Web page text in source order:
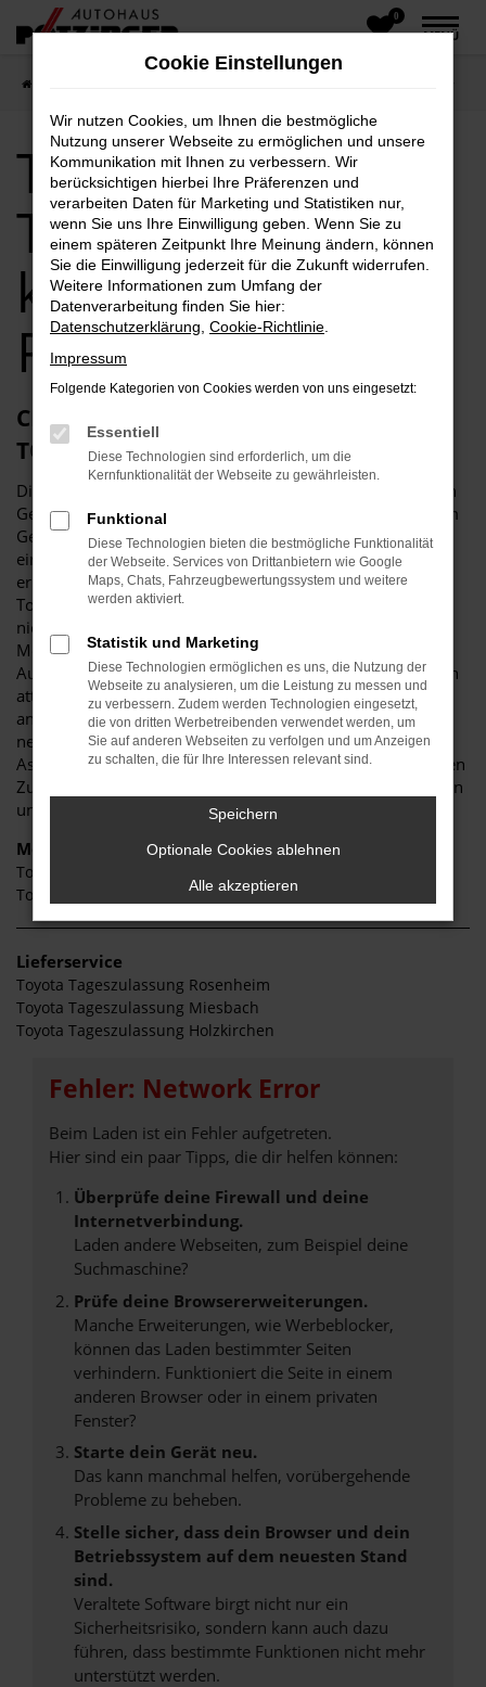
Zum
0
MENÜ
Toyota
Tageszulassung
kaufen Autohaus
Pötzinger
CLEVER BEIM AUTOKAUF MIT EINER
TOYOTA TAGESZULASSUNG
Die Möglichkeit einer Toyota Tageszulassung ist längst kein
Geheimnis mehr, wenngleich mancherorts noch von einem
Geheimtipp die Rede ist. Der Grund liegt darin, dass Sie
einen echten Neuwagen zu einem stark reduzierten Preis
erhalten. Entsprechend der Namensgebung wurde eine
Toyota Tageszulassung bereits für einen Tag zugelassen,
nicht aber gefahren. Hinter diesem Trick steht die
Möglichkeit, den rigiden Preisvorgaben seitens der
Automobilhersteller zu entkommen und als Autohaus noch
attraktivere Preise für die eigenen Kundinnen und Kunden
anzubieten. Wohlgemerkt: jede Toyota Tageszulassung ist
neu und meist mit allen nur erdenklichen Extras und
Assistenzsystemen versehen. Aufgrund der bereits erfolgten
Zulassung kaufen Sie jedoch formell einen Gebrauchtwagen
und genießen ein entsprechend niedrigeres Preisniveau.
Modelle
Toyota C-HR Tageszulassung
Toyota Corolla Tageszulassung
Lieferservice
Toyota Tageszulassung Rosenheim
Toyota Tageszulassung Miesbach
Toyota Tageszulassung Holzkirchen
Fehler: Network Error
Beim Laden ist ein Fehler aufgetreten.
Hier sind ein paar Tipps, die dir helfen können:
Überprüfe deine Firewall und deine
Internetverbindung.
Laden andere Webseiten, zum Beispiel deine
Suchmaschine?
Prüfe deine Browsererweiterungen.
Manche Erweiterungen, wie Werbeblocker,
können das Laden bestimmter Seiten
verhindern. Funktioniert die Seite in einem
anderen Browser oder in einem privaten
Fenster?
Starte dein Gerät neu.
Das kann manchmal helfen, vorübergehende
Probleme zu beheben.
Stelle sicher, dass dein Browser und dein
Betriebssystem auf dem neuesten Stand
sind.
Veraltete Software birgt nicht nur ein
Sicherheitsrisiko, sondern kann auch dazu
führen, dass bestimmte Funktionen nicht mehr
unterstützt werden.
Cookie Einstellungen
Wir nutzen Cookies, um Ihnen die bestmögliche
Nutzung unserer Webseite zu ermöglichen und unsere
Kommunikation mit Ihnen zu verbessern. Wir
berücksichtigen hierbei Ihre Präferenzen und
verarbeiten Daten für Marketing und Statistiken nur,
wenn Sie uns Ihre Einwilligung geben. Wenn Sie zu
einem späteren Zeitpunkt Ihre Meinung ändern, können
Sie die Einwilligung jederzeit für die Zukunft widerrufen.
Weitere Informationen zum Umfang der
Datenverarbeitung finden Sie hier:
Datenschutzerklärung Cookie-Richtlinie
Impressum
Folgende Kategorien von Cookies werden von uns eingesetzt:
Essentiell
Diese Technologien sind erforderlich, um die
Kernfunktionalität der Webseite zu gewährleisten.
Funktional
Diese Technologien bieten die bestmögliche Funktionalität
der Webseite. Services von Drittanbietern wie Google
Maps, Chats, Fahrzeugbewertungssystem und weitere
werden aktiviert.
Statistik und Marketing
Diese Technologien ermöglichen es uns, die Nutzung der
Webseite zu analysieren, um die Leistung zu messen und
zu verbessern. Zudem werden Technologien eingesetzt,
die von dritten Werbetreibenden verwendet werden, um
Sie auf anderen Webseiten zu verfolgen und um Anzeigen
zu schalten, die für Ihre Interessen relevant sind.
Speichern
Optionale Cookies ablehnen
Alle akzeptieren